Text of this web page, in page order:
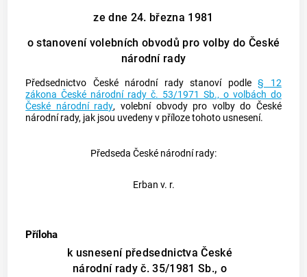
ze dne 24. března 1981
o stanovení volebních obvodů pro volby do České
národní rady
Předsednictvo České národní rady stanoví podle§ 12
zákona České národní rady č. 53/1971 Sb., o volbách do
České národní rady, volební obvody pro volby do České
národní rady, jak jsou uvedeny v příloze tohoto usnesení.
Předseda České národní rady:
Erban v. r.
Příloha
k usnesení předsednictva České
národní rady č. 35/1981 Sb., o